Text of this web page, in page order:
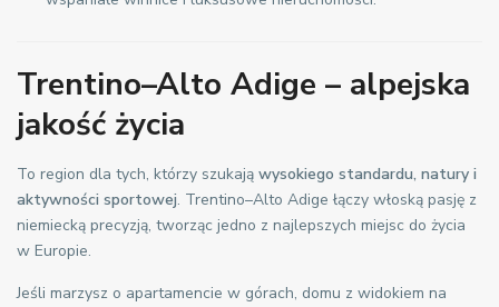
Trentino–Alto Adige – alpejska
jakość życia
To region dla tych, którzy szukają wysokiego standardu, natury i
aktywności sportowej. Trentino–Alto Adige łączy włoską pasję z
niemiecką precyzją, tworząc jedno z najlepszych miejsc do życia
w Europie.
Jeśli marzysz o apartamencie w górach, domu z widokiem na